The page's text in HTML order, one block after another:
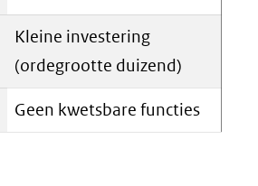
Kleine investering
(ordegrootte duizend)
Geen kwetsbare functies